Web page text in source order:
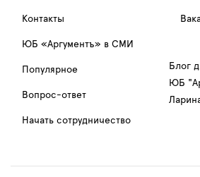
Контакты
ЮБ «Аргументъ» в СМИ
Популярное
Вопрос-ответ
Начать сотрудничество
Блог
ЮБ